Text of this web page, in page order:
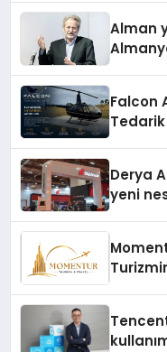
Alman
Falcon
Derya
yeni